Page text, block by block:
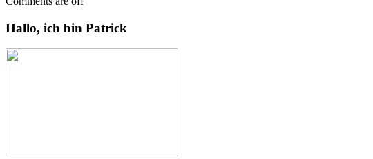
Hallo, ich bin Patrick